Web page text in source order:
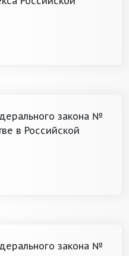
закона №
в Российской
закона №